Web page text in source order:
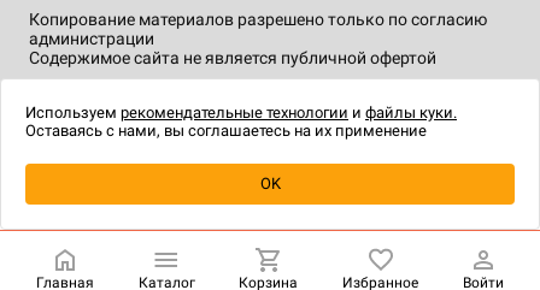
Уведомить о наличии
Копирование материалов разрешено только по согласию
администрации
Содержимое сайта не является публичной офертой
технологии.
Главная Каталог Корзина Избранное Войти
Используем рекомендательные технологии и файлы куки.
Оставаясь с нами, вы соглашаетесь на их применение
OK